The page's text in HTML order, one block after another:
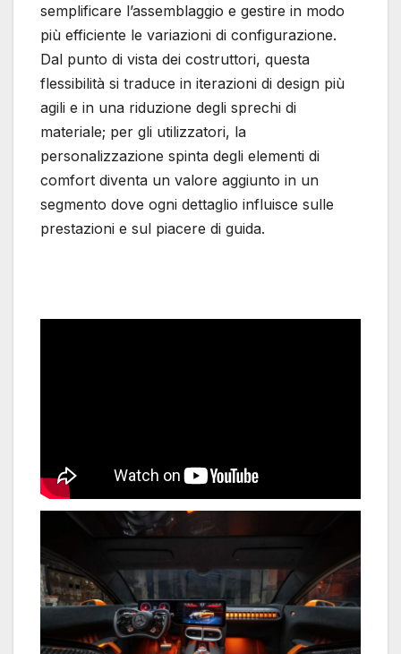
semplificare l’assemblaggio e gestire in modo
più efficiente le variazioni di configurazione.
Dal punto di vista dei costruttori, questa
flessibilità si traduce in iterazioni di design più
agili e in una riduzione degli sprechi di
materiale; per gli utilizzatori, la
personalizzazione spinta degli elementi di
comfort diventa un valore aggiunto in un
segmento dove ogni dettaglio influisce sulle
prestazioni e sul piacere di guida.